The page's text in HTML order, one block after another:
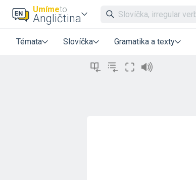
Umímeto
Angličtina
Témata Slovíčka Gramatika a texty